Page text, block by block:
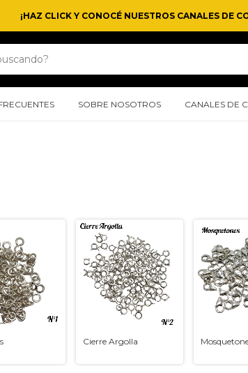
¡HAZ CLICK Y CONOCÉ NUESTROS CANALES DE
SOBRE NOSOTROS CANALES DE
Cierre Argolla